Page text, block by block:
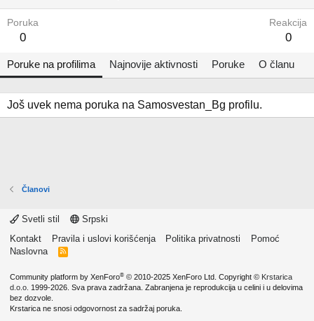
Poruka
0
Reakcija
0
Poruke na profilima Najnovije aktivnosti Poruke O članu
Još uvek nema poruka na Samosvestan_Bg profilu.
Članovi
Svetli stil
Srpski
Kontakt
Pravila i uslovi korišćenja Politika privatnosti
Pomoć
Naslovna
R
Community platform by XenForo® © 2010-2025 XenForo Ltd. Copyright © Krstarica
d.o.o. 1999-2026. Sva prava zadržana. Zabranjena je reprodukcija u celini i u delovima
bez dozvole.
Krstarica ne snosi odgovornost za sadržaj poruka.